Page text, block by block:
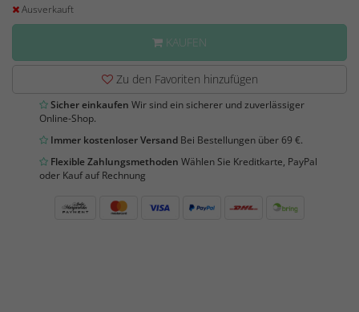
Ausverkauft
KAUFEN
Zu den Favoriten hinzufügen
Sicher einkaufen Wir sind ein sicherer und zuverlässiger
Online-Shop.
Immer kostenloser Versand Bei Bestellungen über 69 €.
Flexible Zahlungsmethoden Wählen Sie Kreditkarte, PayPal
oder Kauf auf Rechnung